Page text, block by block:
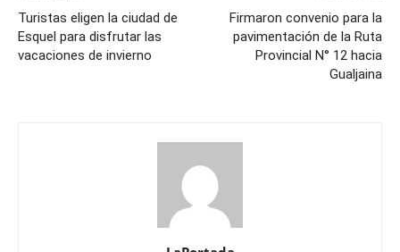
Turistas eligen la ciudad de
Esquel para disfrutar las
vacaciones de invierno
Firmaron convenio para la
pavimentación de la Ruta
Provincial N° 12 hacia
Gualjaina